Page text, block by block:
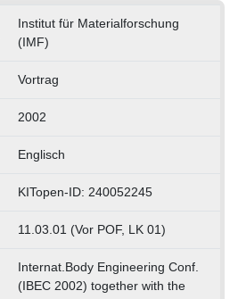
Institut für Materialforschung
(IMF)
Vortrag
2002
Englisch
KITopen-ID: 240052245
11.03.01 (Vor POF, LK 01)
Internat.Body Engineering Conf.
(IBEC 2002) together with the